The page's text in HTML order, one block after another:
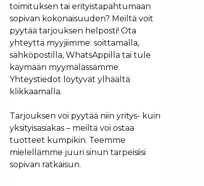
toimituksen tai erityistapahtumaan
sopivan kokonaisuuden? Meiltä voit
pyytää tarjouksen helposti! Ota
yhteyttä myyjiimme: soittamalla,
sähköpostilla, WhatsAppilla tai tule
käymään myymälässämme.
Yhteystiedot löytyvät ylhäältä
klikkaamalla.
Tarjouksen voi pyytää niin yritys- kuin
yksityisasiakas – meiltä voi ostaa
tuotteet kumpikin. Teemme
mielellämme juuri sinun tarpeisiisi
sopivan ratkaisun.